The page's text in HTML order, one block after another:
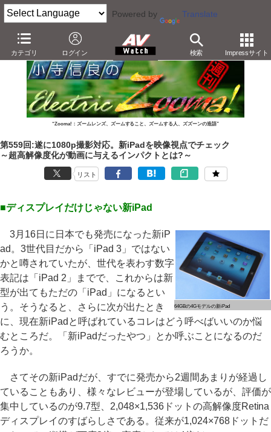
Powered by Translate
カテゴリ ログイン 検索 Impressサイト
AV Watch 製品 タブレット iPad
“Zooma!：ズームレンズ、ズームすること、ズームする人、ズズーンの造語”
第559回:遂に1080p撮影対応。新iPadを映像視点でチェック
～超高解像度化が動画に与えるインパクトとは?～
リスト
■ディスプレイだけじゃない新iPad
64GBの4Gモデルの新iPad
3月16日に日本でも発売になった新iP
ad。3世代目だから「iPad 3」ではない
かと噂されていたが、世代を表わす数字
表記は「iPad 2」までで、これからは新
型が出てもただの「iPad」になるとい
う。そうなると、さらに次が出たとき
に、現在新iPadと呼ばれているコレはどう呼べばいいのか悩
むところだ。「新iPadだったやつ」とか呼ぶことになるのだ
ろうか。
さてその新iPadだが、すでに発売から2週間あまりが経過し
ていることもあり、様々なレビューが登場しているが、評価が
集中しているのが9.7型、2,048×1,536ドットの高解像度Retina
ディスプレイのすばらしさである。従来が1,024×768ドットだ